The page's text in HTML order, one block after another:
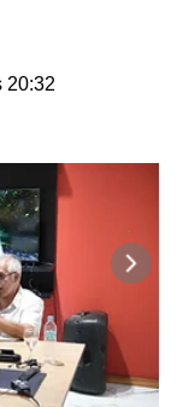
20:32